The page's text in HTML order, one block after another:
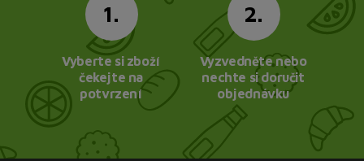
1.
Vyberte si zboží
čekejte na
potvrzení
2.
Vyzvedněte nebo
nechte si doručit
objednávku